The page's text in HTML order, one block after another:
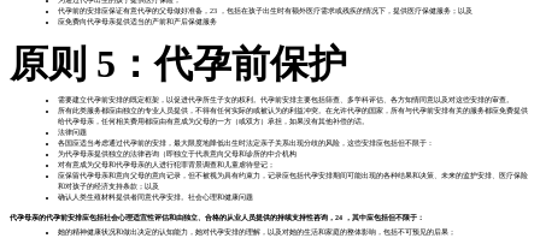
代孕前的安排应保证有意代孕的父母做好准备，23 ，包括在孩子出生时有额外医疗需求或残疾的情况下，提供医疗保健服务；以及
应免费向代孕母亲提供适当的产前和产后保健服务
原则 5：代孕前保护
需要建立代孕前安排的既定框架，以促进代孕所生子女的权利。代孕前安排主要包括筛查、多学科评估、各方知情同意以及对这些安排的审查。
所有此类服务都应由独立的专业人员提供，不得有任何实际的或被认为的利益冲突。在允许代孕的国家，所有与代孕前安排有关的服务都应免费提供
给代孕母亲，任何相关费用都应由有意成为父母的一方（或双方）承担，如果没有其他补偿的话。
法律问题
各国应适当考虑通过代孕前的安排，最大限度地降低出生时法定亲子关系出现分歧的风险，这些安排应包括但不限于：
为代孕母亲提供独立的法律咨询（即独立于代表意向父母和诊所的中介机构
对有意成为父母和代孕母亲的人进行犯罪背景调查和儿童虐待登记；
应保留代孕母亲和意向父母的意向记录，但不被视为具有约束力，记录应包括代孕安排期间可能出现的各种结果和决策、未来的监护安排、医疗保险
和对孩子的经济支持条款；以及
确认人类生殖材料提供者同意代孕安排。社会心理和健康问题
代孕母亲的代孕前安排应包括社会心理适宜性评估和由独立、合格的从业人员提供的持续支持性咨询，24 ，其中应包括但不限于：
她的精神健康状况和做出决定的认知能力，她对代孕安排的理解，以及对她的生活和家庭的整体影响，包括不可预见的后果；